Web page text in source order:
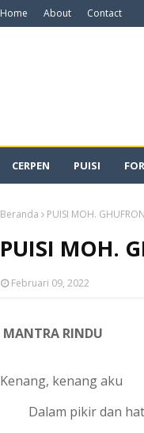
Home About Contact
CERPEN PUISI
Beranda PUISI MOH.
PUISI MOH.
Februari 09, 2022
MANTRA RINDU
Kenang, kenang aku
Dalam pikir dan